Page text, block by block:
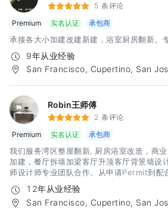
5 条评论
Premium
实名认证 承包商
承接各大小加建改建新建，浴室厨房翻新。
9年从业经验
San Francisco, Cupertino, San
Robin王师傅
2 条评论
Premium
实名认证 承包商
我们服务湾区整屋翻新, 厨房浴室改造，商
加建，餐厅拆墙加梁客厅升顶客厅背景墙设
师设计师专业团队合作。从申请Permit到配
务。 我们有着丰富的经验和精工求细的施工
建设性的沟通和满意的合作
12年从业经验
San Francisco, Cupertino, San